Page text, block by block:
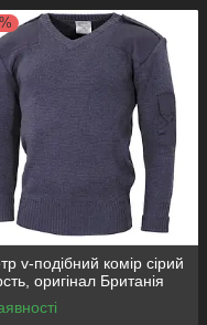
v-подібний комір сірий
оригінал Британія